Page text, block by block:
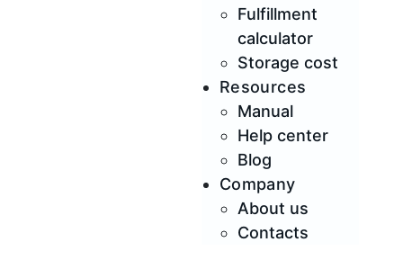
Fulfillment
calculator
Storage cost
Resources
Manual
Help center
Blog
Company
About us
Contacts